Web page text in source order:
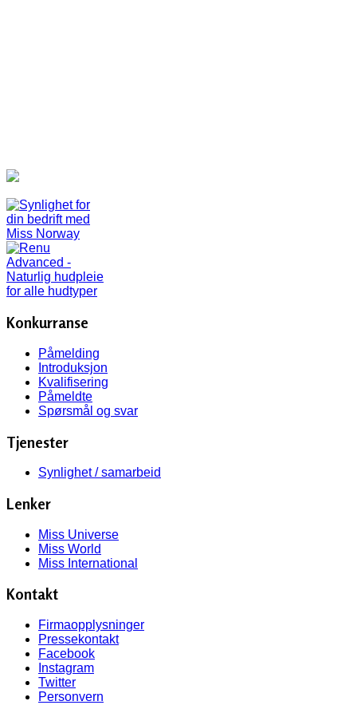
Konkurranse
Påmelding
Introduksjon
Kvalifisering
Påmeldte
Spørsmål og svar
Tjenester
Synlighet / samarbeid
Lenker
Miss Universe
Miss World
Miss International
Kontakt
Firmaopplysninger
Pressekontakt
Facebook
Instagram
Twitter
Personvern